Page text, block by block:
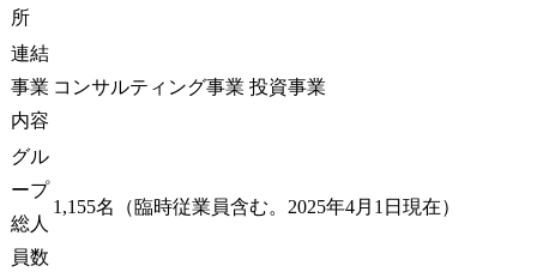
字脱字チェック、ファイ
・リサーチ(
所
連結
事業
内容
コンサルティング事業 投資事業
グル
ープ
総人
員数
1,155名（臨時従業員含む。2025年4月1日現在）